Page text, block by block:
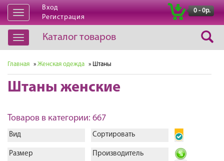
Открыть
навигацию
Вход
Регистрация
0 - 0р.
Открыть
навигацию
Каталог товаров
Главная » Женская одежда » Штаны
Штаны женские
Товаров в категории: 667
Вид Сортировать
Размер Производитель